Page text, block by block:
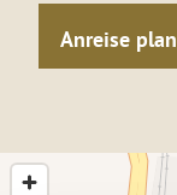
Anreise